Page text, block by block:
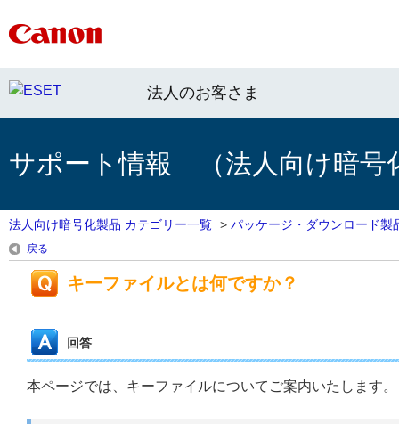
法人のお客さま
サポート情報 （法人向け暗号
法人向け暗号化製品 カテゴリー一覧 > パッケージ・ダウンロード製
戻る
キーファイルとは何ですか？
回答
本ページでは、キーファイルについてご案内いたします。